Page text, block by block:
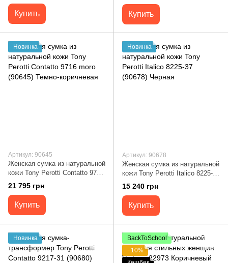
Купить Купить
Новинка
Артикул: 90645
Женская сумка из натуральной
кожи Tony Perotti Contatto 9716
moro (90645) Темно-коричневая
21 795 грн
Купить
Новинка
Артикул: 90678
Женская сумка из натуральной
кожи Tony Perotti Italico 8225-37
(90678) Черная
15 240 грн
Купить
Новинка
BackToSchool
−10%